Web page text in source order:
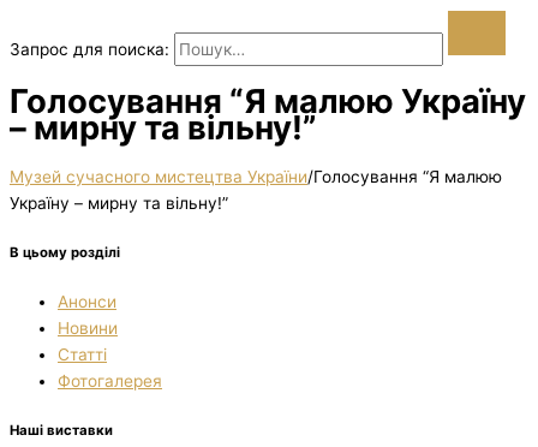
Запрос для поиска:
Голосування “Я малюю Україну
– мирну та вільну!”
Музей сучасного мистецтва України/Голосування “Я малюю
Україну – мирну та вільну!”
В цьому розділі
Анонси
Новини
Статті
Фотогалерея
Наші виставки